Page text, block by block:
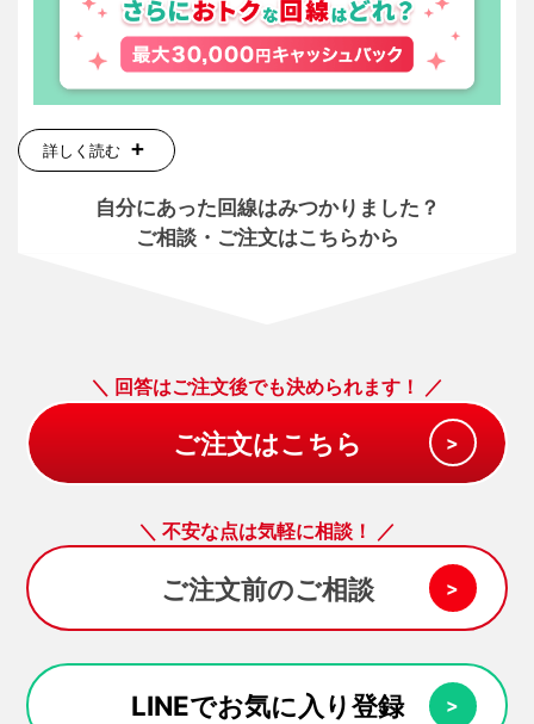
詳しく読む
自分にあった回線はみつかりました？
ご相談・ご注文はこちらから
＼ 回答はご注文後でも決められます！ ／
＼ 不安な点は気軽に相談！ ／
ご注文前のご相談
LINEでお気に入り登録